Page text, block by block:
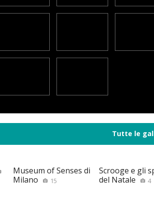
Tutte le
Museum of Senses di
Milano
15
Scrooge e gli
del Natale
4